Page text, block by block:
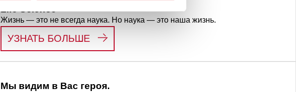
Life Science
Жизнь — это не всегда наука. Но наука — это наша жизнь.
УЗНАТЬ БОЛЬШЕ: LIFE SCIENCE
Мы видим в Вас героя.